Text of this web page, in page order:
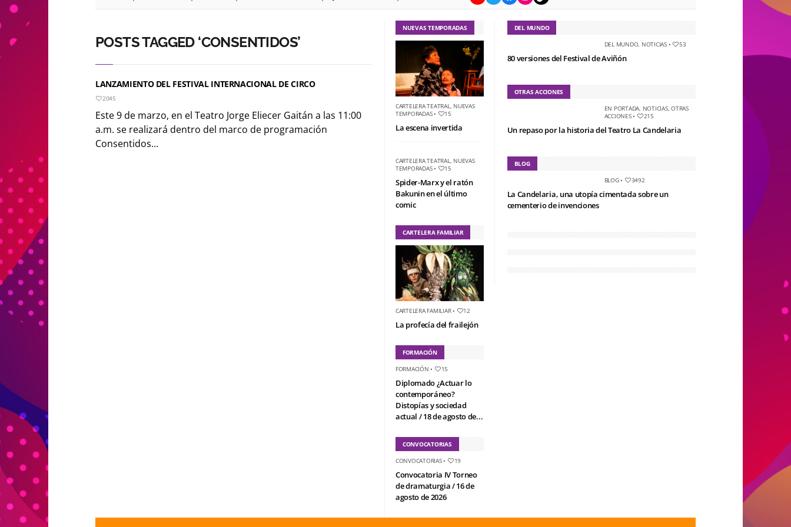
POSTS TAGGED ‘CONSENTIDOS’
LANZAMIENTO DEL FESTIVAL INTERNACIONAL DE CIRCO
2045
Este 9 de marzo, en el Teatro Jorge Eliecer Gaitán a las 11:00
a.m. se realizará dentro del marco de programación
Consentidos...
NUEVAS TEMPORADAS
CARTELERA TEATRAL, NUEVAS
TEMPORADAS• 15
La escena invertida
CARTELERA TEATRAL, NUEVAS
TEMPORADAS• 15
Spider-Marx y el ratón
Bakunin en el último
comic
CARTELERA FAMILIAR
CARTELERA FAMILIAR• 12
La profecía del frailejón
FORMACIÓN
FORMACIÓN • 15
Diplomado ¿Actuar lo
contemporáneo?
Distopías y sociedad
actual / 18 de agosto de...
CONVOCATORIAS
CONVOCATORIAS• 19
Convocatoria IV Torneo
de dramaturgia / 16 de
agosto de 2026
DEL MUNDO
DEL MUNDO, NOTICIAS• 53
80 versiones del Festival de Aviñón
OTRAS ACCIONES
EN PORTADA, NOTICIAS,OTRAS
ACCIONES• 215
Un repaso por la historia del Teatro La Candelaria
BLOG
BLOG• 3492
La Candelaria, una utopía cimentada sobre un
cementerio de invenciones